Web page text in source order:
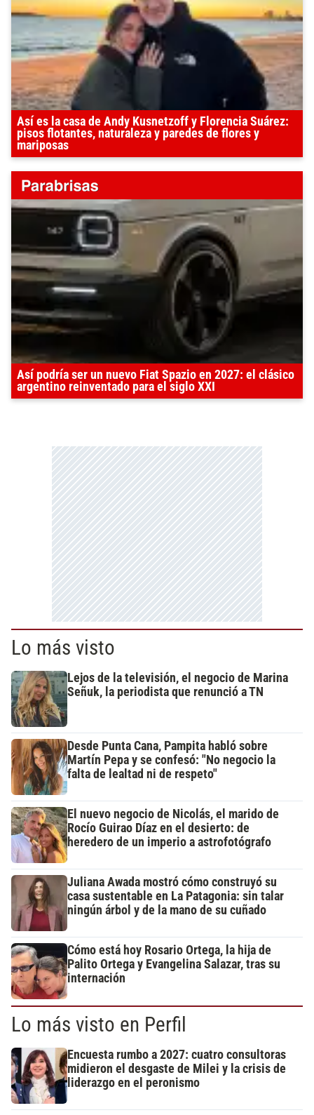
Así es la casa de Andy Kusnetzoff y Florencia Suárez:
pisos flotantes, naturaleza y paredes de flores y
mariposas
Así podría ser un nuevo Fiat Spazio en 2027: el clásico
argentino reinventado para el siglo XXI
Lo más visto
Lejos de la televisión, el negocio de Marina
Señuk, la periodista que renunció a TN
Desde Punta Cana, Pampita habló sobre
Martín Pepa y se confesó: "No negocio la
falta de lealtad ni de respeto"
El nuevo negocio de Nicolás, el marido de
Rocío Guirao Díaz en el desierto: de
heredero de un imperio a astrofotógrafo
Juliana Awada mostró cómo construyó su
casa sustentable en La Patagonia: sin talar
ningún árbol y de la mano de su cuñado
Cómo está hoy Rosario Ortega, la hija de
Palito Ortega y Evangelina Salazar, tras su
internación
Lo más visto en Perfil
Encuesta rumbo a 2027: cuatro consultoras
midieron el desgaste de Milei y la crisis de
liderazgo en el peronismo